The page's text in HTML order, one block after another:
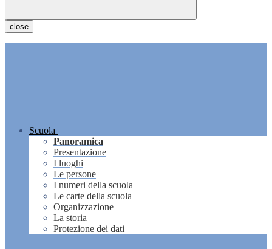
close
Scuola
Panoramica
Presentazione
I luoghi
Le persone
I numeri della scuola
Le carte della scuola
Organizzazione
La storia
Protezione dei dati